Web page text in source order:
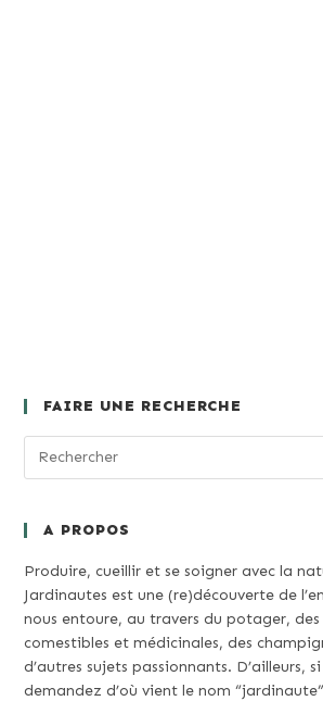
FAIRE UNE RECHERCHE
A PROPOS
Produire, cueillir et se soigner avec la
Jardinautes est une (re)découverte de
nous entoure, au travers du potager, des
comestibles et médicinales, des
d’autres sujets passionnants. D’ailleurs,
demandez d’où vient le nom